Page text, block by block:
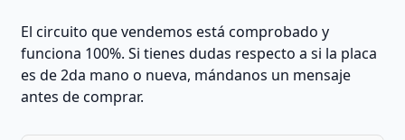
El circuito que vendemos está comprobado y
funciona 100%. Si tienes dudas respecto a si la placa
es de 2da mano o nueva, mándanos un mensaje
antes de comprar.